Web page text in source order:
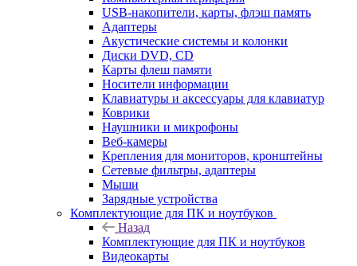
USB-накопители, карты, флэш память
Адаптеры
Акустические системы и колонки
Диски DVD, CD
Карты флеш памяти
Носители информации
Клавиатуры и аксессуары для клавиатур
Коврики
Наушники и микрофоны
Веб-камеры
Крепления для мониторов, кронштейны
Сетевые фильтры, адаптеры
Мыши
Зарядные устройства
Комплектующие для ПК и ноутбуков
Назад
Комплектующие для ПК и ноутбуков
Видеокарты